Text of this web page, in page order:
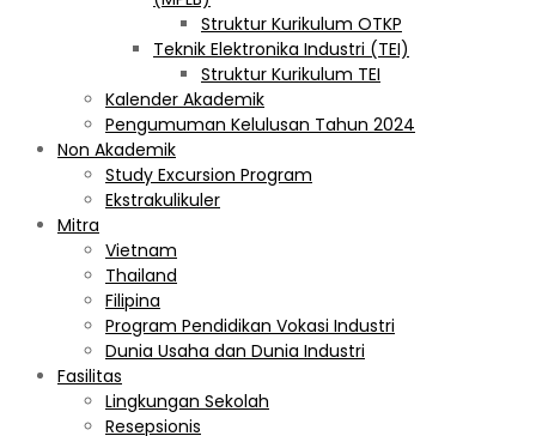
Struktur Kurikulum OTKP
Teknik Elektronika Industri (TEI)
Struktur Kurikulum TEI
Kalender Akademik
Pengumuman Kelulusan Tahun 2024
Non Akademik
Study Excursion Program
Ekstrakulikuler
Mitra
Vietnam
Thailand
Filipina
Program Pendidikan Vokasi Industri
Dunia Usaha dan Dunia Industri
Fasilitas
Lingkungan Sekolah
Resepsionis